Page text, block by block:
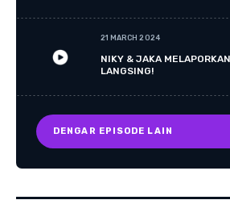
21 MARCH 2024
NIKY & JAKA
LANGSING!
DENGAR EPISODE LAIN